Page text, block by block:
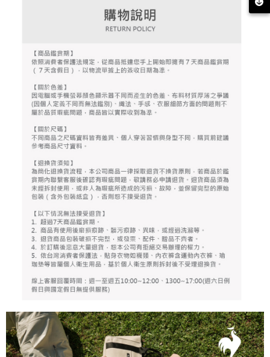
權轉讓予恩沛科技股份有限公司。
２．關於個人資料處理事宜，請瀏覽以下網址：
https://aftee.tw/terms/#terms3
「AFTEE先享後付」，若未經同意申辦者引起之損失，本公司不負相關責
４．使用「AFTEE先享後付」時，將依據個別帳號之用戶狀況，依本公司即
時審查核予不同之上限額度；若仍有額度不足之情形，本公司將視審查結果
請求用戶進行身份認證。
５．嚴禁一人註冊多個帳號或使用他人資訊註冊。若發現惡意使用之情形，
恩沛科技股份有限公司將有權停止該用戶之使用額度並採取法律行動。
免運費
離島宅配
免運費